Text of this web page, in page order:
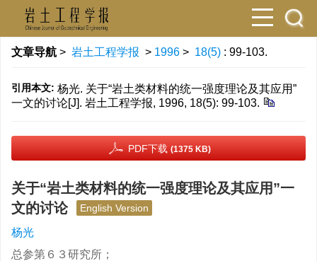
文章导航 > 岩土工程学报 > 1996 > 18(5) : 99-103.
引用本文: 杨光. 关于“岩土类材料的统一强度理论及其应用”
一文的讨论[J]. 岩土工程学报, 1996, 18(5): 99-103.
PDF下载 (1375 KB)
关于“岩土类材料的统一强度理论及其应用”一
文的讨论
English Version
杨光
总参第６３研究所；